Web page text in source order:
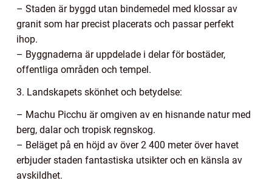
– Staden är byggd utan bindemedel med klossar av
granit som har precist placerats och passar perfekt
ihop.
– Byggnaderna är uppdelade i delar för bostäder,
offentliga områden och tempel.
3. Landskapets skönhet och betydelse:
– Machu Picchu är omgiven av en hisnande natur med
berg, dalar och tropisk regnskog.
– Beläget på en höjd av över 2 400 meter över havet
erbjuder staden fantastiska utsikter och en känsla av
avskildhet.